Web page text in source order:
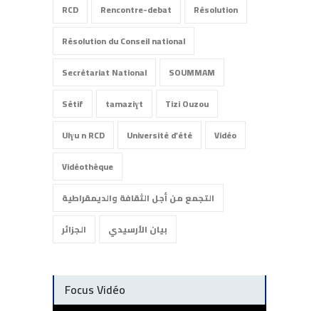
RCD Rencontre-debat
Résolution
Résolution du Conseil national
Secrétariat National
SOUMMAM
Sétif
tamaziɣt
Tizi Ouzou
Ulɣu n RCD
Université d'été
Vidéo
Vidéothèque
التجمع من أجل الثقافة والديمقراطية
الجزائر
بيان الأرسيدي
Focus Vidéo